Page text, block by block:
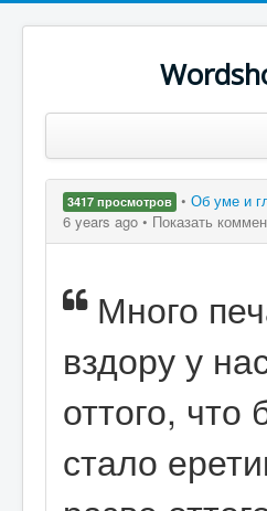
Популярные цитаты
Поиск
3417 просмотров • Об уме и
6 years ago • Показать
Много
вздору у
оттого, что
стало